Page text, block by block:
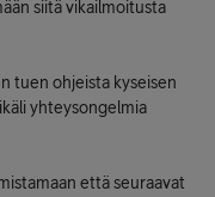
siitä vikailmoitusta
tuen ohjeista kyseisen
yhteysongelmia
että seuraavat